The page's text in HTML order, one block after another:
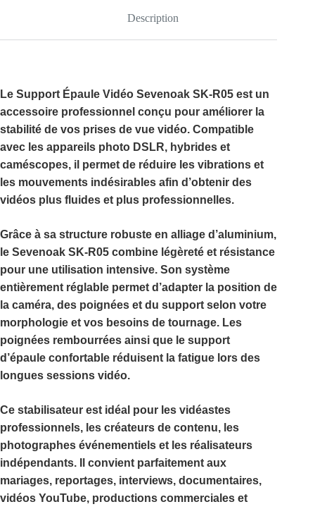
Description
Le Support Épaule Vidéo Sevenoak SK-R05 est un
accessoire professionnel conçu pour améliorer la
stabilité de vos prises de vue vidéo. Compatible
avec les appareils photo DSLR, hybrides et
caméscopes, il permet de réduire les vibrations et
les mouvements indésirables afin d’obtenir des
vidéos plus fluides et plus professionnelles.
Grâce à sa structure robuste en alliage d’aluminium,
le Sevenoak SK-R05 combine légèreté et résistance
pour une utilisation intensive. Son système
entièrement réglable permet d’adapter la position de
la caméra, des poignées et du support selon votre
morphologie et vos besoins de tournage. Les
poignées rembourrées ainsi que le support
d’épaule confortable réduisent la fatigue lors des
longues sessions vidéo.
Ce stabilisateur est idéal pour les vidéastes
professionnels, les créateurs de contenu, les
photographes événementiels et les réalisateurs
indépendants. Il convient parfaitement aux
mariages, reportages, interviews, documentaires,
vidéos YouTube, productions commerciales et